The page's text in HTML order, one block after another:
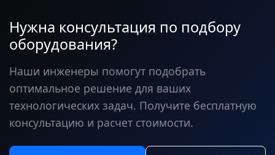
Нужна консультация по подбору
оборудования?
Наши инженеры помогут подобрать
оптимальное решение для ваших
технологических задач. Получите бесплатную
консультацию и расчет стоимости.